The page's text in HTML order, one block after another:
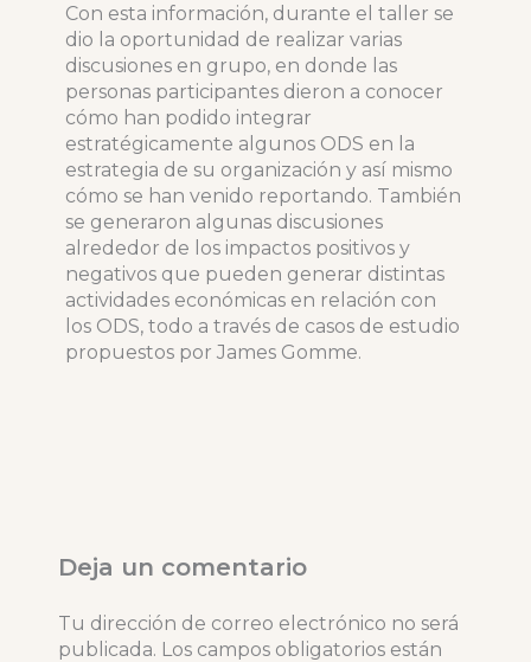
Con esta información, durante el taller se
dio la oportunidad de realizar varias
discusiones en grupo, en donde las
personas participantes dieron a conocer
cómo han podido integrar
estratégicamente algunos ODS en la
estrategia de su organización y así mismo
cómo se han venido reportando. También
se generaron algunas discusiones
alrededor de los impactos positivos y
negativos que pueden generar distintas
actividades económicas en relación con
los ODS, todo a través de casos de estudio
propuestos por James Gomme.
Deja un comentario
Tu dirección de correo electrónico no será
publicada. Los campos obligatorios están